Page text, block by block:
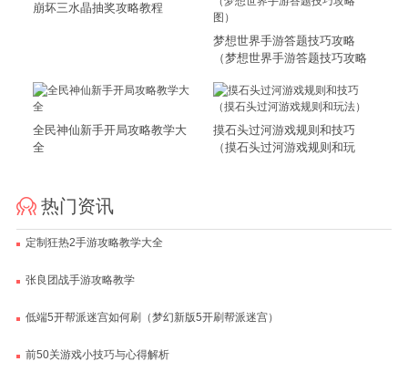
崩坏三水晶抽奖攻略教程
梦想世界手游答题技巧攻略
（梦想世界手游答题技巧攻略
全民神仙新手开局攻略教学大
全
摸石头过河游戏规则和技巧
（摸石头过河游戏规则和玩
热门资讯
定制狂热2手游攻略教学大全
张良团战手游攻略教学
低端5开帮派迷宫如何刷（梦幻新版5开刷帮派迷宫）
前50关游戏小技巧与心得解析